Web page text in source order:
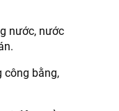
nước, nước
công bằng,